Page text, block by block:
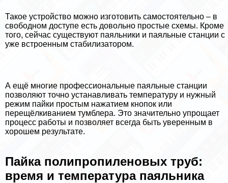
Такое устройство можно изготовить самостоятельно – в
свободном доступе есть довольно простые схемы. Кроме
того, сейчас существуют паяльники и паяльные станции с
уже встроенным стабилизатором.
А ещё многие профессиональные паяльные станции
позволяют точно устанавливать температуру и нужный
режим пайки простым нажатием кнопок или
перещёлкиванием тумблера. Это значительно упрощает
процесс работы и позволяет всегда быть уверенным в
хорошем результате.
Пайка полипропиленовых труб:
время и температура паяльника